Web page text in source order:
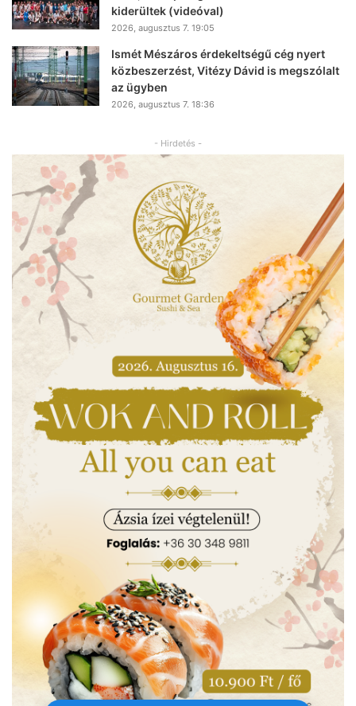
kiderültek (videóval)
2026, augusztus 7. 19:05
Ismét Mészáros érdekeltségű cég nyert
közbeszerzést, Vitézy Dávid is megszólalt
az ügyben
2026, augusztus 7. 18:36
- Hirdetés -